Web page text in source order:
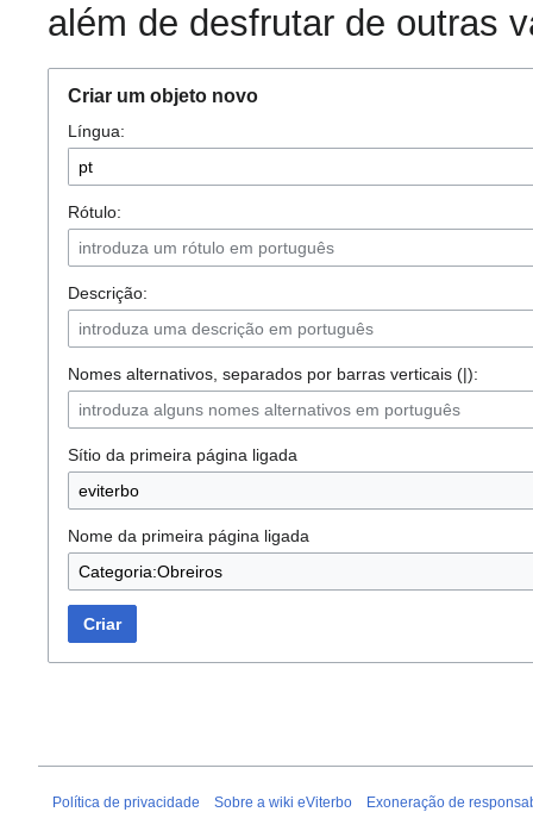
além de desfrutar de outras
Criar um objeto novo
Língua:
Rótulo:
Descrição:
Nomes alternativos, separados por barras verticais (|):
Sítio da primeira página ligada
Nome da primeira página ligada
Criar
Política de privacidade Sobre a wiki eViterbo Exoneração de